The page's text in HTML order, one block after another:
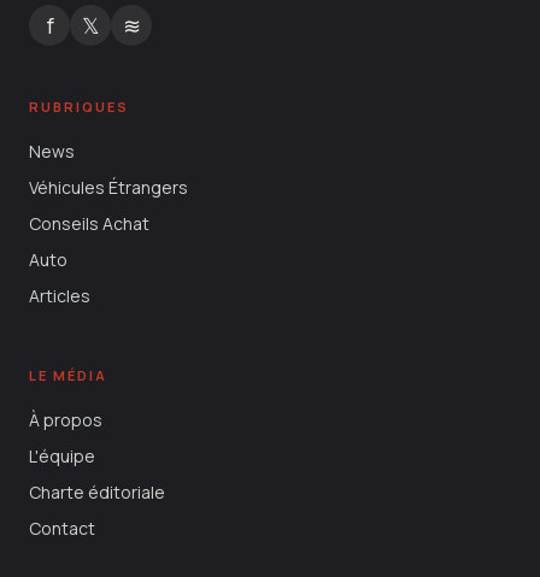
f 𝕏 ≋
RUBRIQUES
News
Véhicules Étrangers
Conseils Achat
Auto
Articles
LE MÉDIA
À propos
L'équipe
Charte éditoriale
Contact